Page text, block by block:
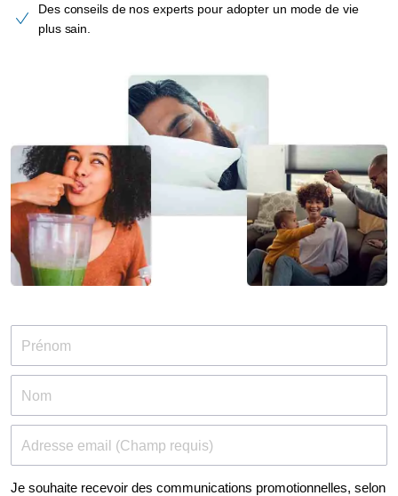
Des conseils de nos experts pour adopter un mode de vie
plus sain.
Prénom
Nom
Adresse email (Champ requis)
Je souhaite recevoir des communications promotionnelles, selon